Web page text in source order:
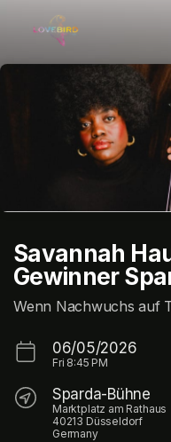
Skip header
Savannah
Gewinner
Wenn Nachwuchs auf
06/05/2026
Fri 8:45 PM
Sparda-Bühne
Marktplatz am Rathaus
40213 Düsseldorf
Germany